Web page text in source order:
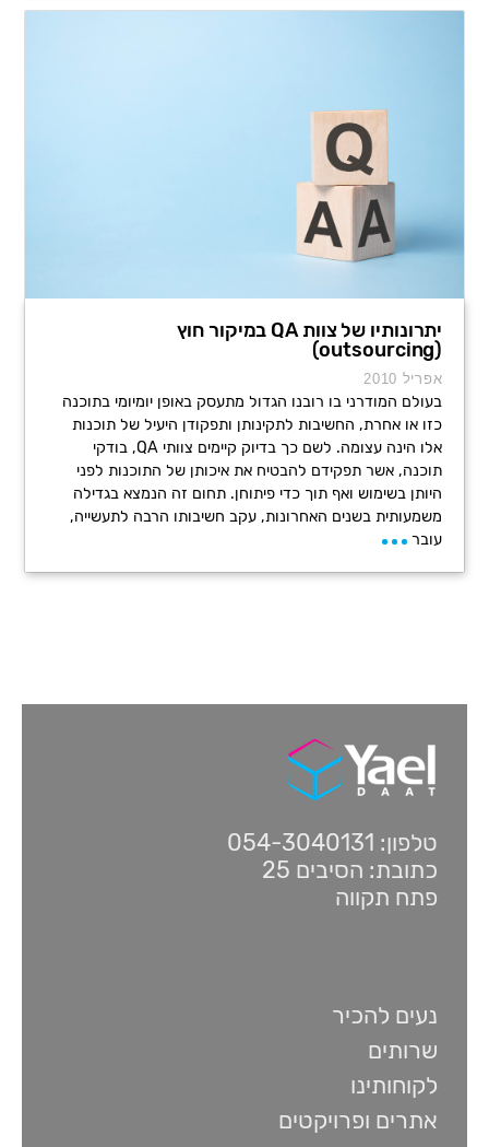
יתרונותיו של צוות QA במיקור חוץ
(outsourcing)
אפריל 2010
בעולם המודרני בו רובנו הגדול מתעסק באופן יומיומי בתוכנה
כזו או אחרת, החשיבות לתקינותן ותפקודן היעיל של תוכנות
אלו הינה עצומה. לשם כך בדיוק קיימים צוותי QA, בודקי
תוכנה, אשר תפקידם להבטיח את איכותן של התוכנות לפני
היותן בשימוש ואף תוך כדי פיתוחן. תחום זה הנמצא בגדילה
משמעותית בשנים האחרונות, עקב חשיבותו הרבה לתעשייה,
עובר
טלפון: 054-3040131
כתובת: הסיבים 25
פתח תקווה
נעים להכיר
שרותים
לקוחותינו
אתרים ופרויקטים